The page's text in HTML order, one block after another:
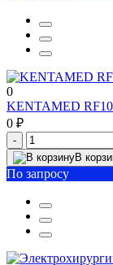
0
KENTAMED
0 ₽
-
В
По запросу